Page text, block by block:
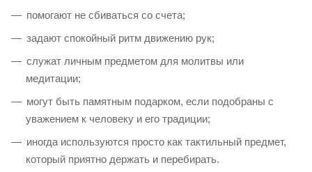
помогают не сбиваться со счета;
задают спокойный ритм движению рук;
служат личным предметом для молитвы или
медитации;
могут быть памятным подарком, если подобраны с
уважением к человеку и его традиции;
иногда используются просто как тактильный предмет,
который приятно держать и перебирать.